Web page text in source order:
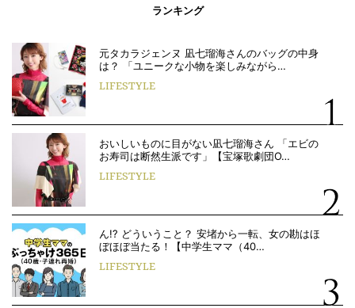
ランキング
元タカラジェンヌ 凪七瑠海さんのバッグの中身
は？ 「ユニークな小物を楽しみながら…
LIFESTYLE
おいしいものに目がない凪七瑠海さん 「エビの
お寿司は断然生派です」【宝塚歌劇団O…
LIFESTYLE
ん!? どういうこと？ 安堵から一転、女の勘はほ
ぼほぼ当たる！【中学生ママ（40…
LIFESTYLE